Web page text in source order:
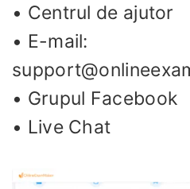
• Centrul de ajutor
• E-mail:
• Grupul Facebook
• Live Chat